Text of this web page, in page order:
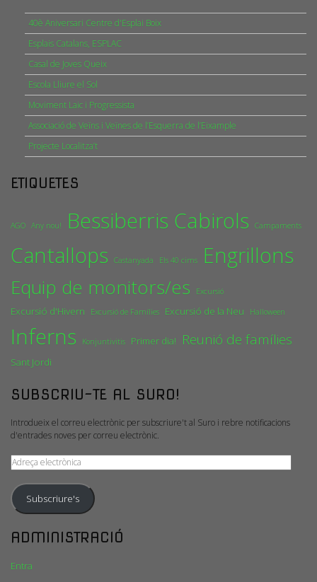
40è Aniversari Centre d'Esplai Boix
Esplais Catalans, ESPLAC
Casal de Joves Queix
Escola Lliure el Sol
Moviment Laic i Progressista
Associació de Veïns i Veïnes de l’Esquerra de l’Eixample
Projecte Localitza’t
ETIQUETES
AGO Any nou! Bessiberris Cabirols Campaments
Cantallops Castanyada Els 40 cims Engrillons
Equip de monitors/es Excursió
Excursió d'Hivern Excursió de Famílies Excursió de la Neu Halloween
Inferns Konjuntivitis Primer dia! Reunió de famílies
Sant Jordi
SUBSCRIU-TE AL SURO!
Introdueix el correu electrònic per subscriure't al Suro i rebre notificacions
d'entrades noves per correu electrònic.
Adreça
electrònica
Subscriure's
ADMINISTRACIÓ
Entra